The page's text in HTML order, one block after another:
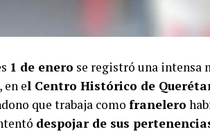
1 de enero se registró una
, en el Centro Histórico de
que trabaja como franelero
despojar de sus